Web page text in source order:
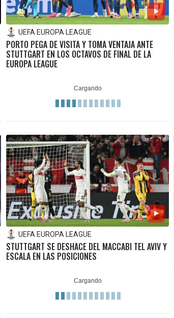
UEFA EUROPA LEAGUE
PORTO PEGA DE VISITA Y TOMA VENTAJA ANTE
STUTTGART EN LOS OCTAVOS DE FINAL DE LA
EUROPA LEAGUE
UEFA EUROPA LEAGUE
STUTTGART SE DESHACE DEL MACCABI TEL AVIV Y
ESCALA EN LAS POSICIONES